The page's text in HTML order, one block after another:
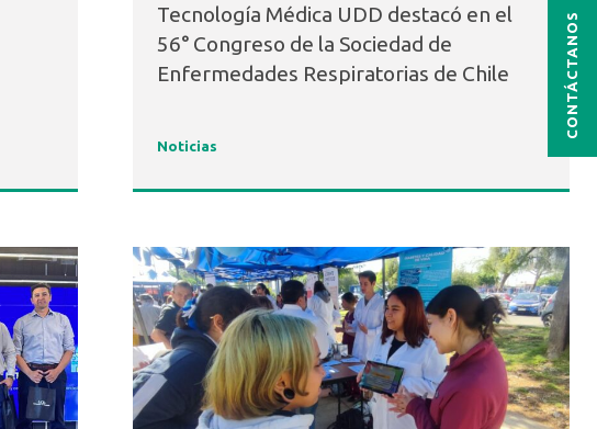
Tecnología Médica UDD destacó en el
56° Congreso de la Sociedad de
Enfermedades Respiratorias de Chile
Noticias
CONTÁCTANOS